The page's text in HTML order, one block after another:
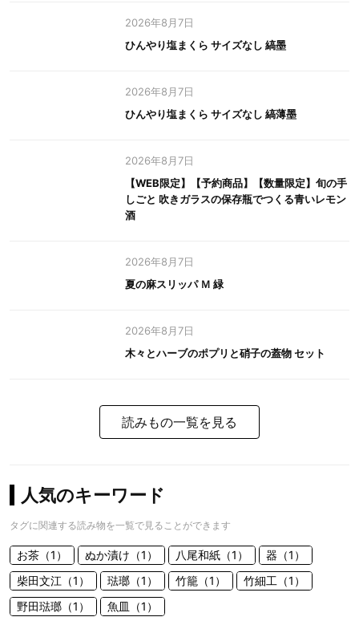
2026年8月7日
ひんやり塩まくら サイズなし 縞墨
2026年8月7日
ひんやり塩まくら サイズなし 縞薄墨
2026年8月7日
【WEB限定】【予約商品】【数量限定】旬の手
しごと 吹きガラスの保存瓶でつくる青いレモン
酒
2026年8月7日
夏の麻スリッパ Ｍ 緑
2026年8月7日
木々とハーブのポプリと硝子の蓋物 セット
読みもの一覧を見る
人気のキーワード
タグに関連する読み物を一覧で見ることができます
お茶（1） ぬか漬け（1） 八尾和紙（1）
器（1）
柴田文江（1）
琺瑯（1） 竹籠（1）
竹細工（1）
野田琺瑯（1）
魚皿（1）